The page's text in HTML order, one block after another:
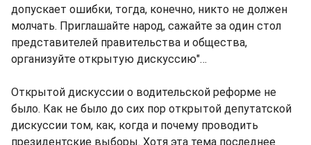
допускает ошибки, тогда, конечно, никто не должен
молчать. Приглашайте народ, сажайте за один стол
представителей правительства и общества,
организуйте открытую дискуссию"…
Открытой дискуссии о водительской реформе не
было. Как не было до сих пор открытой депутатской
дискуссии том, как, когда и почему проводить
президентские выборы. Хотя эта тема последнее